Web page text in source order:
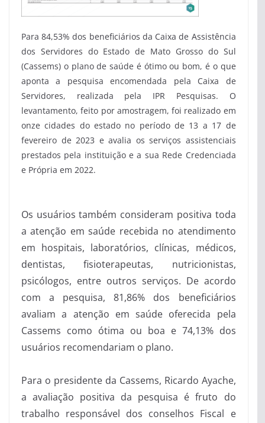
Para 84,53% dos beneficiários da Caixa de Assistência
dos Servidores do Estado de Mato Grosso do Sul
(Cassems) o plano de saúde é ótimo ou bom, é o que
aponta a pesquisa encomendada pela Caixa de
Servidores, realizada pela IPR Pesquisas. O
levantamento, feito por amostragem, foi realizado em
onze cidades do estado no período de 13 a 17 de
fevereiro de 2023 e avalia os serviços assistenciais
prestados pela instituição e a sua Rede Credenciada
e Própria em 2022.
Os usuários também consideram positiva toda
a atenção em saúde recebida no atendimento
em hospitais, laboratórios, clínicas, médicos,
dentistas, fisioterapeutas, nutricionistas,
psicólogos, entre outros serviços. De acordo
com a pesquisa, 81,86% dos beneficiários
avaliam a atenção em saúde oferecida pela
Cassems como ótima ou boa e 74,13% dos
usuários recomendariam o plano.
Para o presidente da Cassems, Ricardo Ayache,
a avaliação positiva da pesquisa é fruto do
trabalho responsável dos conselhos Fiscal e